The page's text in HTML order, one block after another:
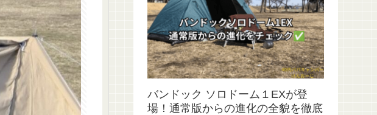
バンドック ソロドーム１EXが登
場！通常版からの進化の全貌を徹底